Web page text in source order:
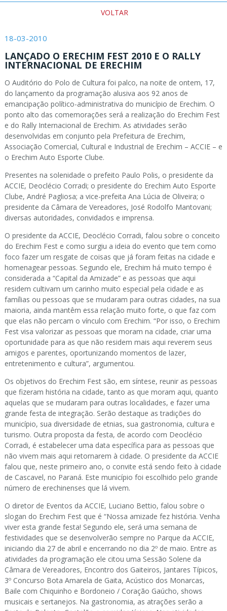
VOLTAR
18-03-2010
LANÇADO O ERECHIM FEST 2010 E O RALLY
INTERNACIONAL DE ERECHIM
O Auditório do Polo de Cultura foi palco, na noite de ontem, 17,
do lançamento da programação alusiva aos 92 anos de
emancipação político-administrativa do município de Erechim. O
ponto alto das comemorações será a realização do Erechim Fest
e do Rally Internacional de Erechim. As atividades serão
desenvolvidas em conjunto pela Prefeitura de Erechim,
Associação Comercial, Cultural e Industrial de Erechim – ACCIE – e
o Erechim Auto Esporte Clube.
Presentes na solenidade o prefeito Paulo Polis, o presidente da
ACCIE, Deoclécio Corradi; o presidente do Erechim Auto Esporte
Clube, André Pagliosa; a vice-prefeita Ana Lúcia de Oliveira; o
presidente da Câmara de Vereadores, José Rodolfo Mantovani;
diversas autoridades, convidados e imprensa.
O presidente da ACCIE, Deoclécio Corradi, falou sobre o conceito
do Erechim Fest e como surgiu a ideia do evento que tem como
foco fazer um resgate de coisas que já foram feitas na cidade e
homenagear pessoas. Segundo ele, Erechim há muito tempo é
considerada a “Capital da Amizade” e as pessoas que aqui
residem cultivam um carinho muito especial pela cidade e as
famílias ou pessoas que se mudaram para outras cidades, na sua
maioria, ainda mantêm essa relação muito forte, o que faz com
que elas não percam o vínculo com Erechim. “Por isso, o Erechim
Fest visa valorizar as pessoas que moram na cidade, criar uma
oportunidade para as que não residem mais aqui reverem seus
amigos e parentes, oportunizando momentos de lazer,
entretenimento e cultura”, argumentou.
Os objetivos do Erechim Fest são, em síntese, reunir as pessoas
que fizeram história na cidade, tanto as que moram aqui, quanto
aquelas que se mudaram para outras localidades, e fazer uma
grande festa de integração. Serão destaque as tradições do
município, sua diversidade de etnias, sua gastronomia, cultura e
turismo. Outra proposta da festa, de acordo com Deoclécio
Corradi, é estabelecer uma data específica para as pessoas que
não vivem mais aqui retornarem à cidade. O presidente da ACCIE
falou que, neste primeiro ano, o convite está sendo feito à cidade
de Cascavel, no Paraná. Este município foi escolhido pelo grande
número de erechinenses que lá vivem.
O diretor de Eventos da ACCIE, Luciano Bettio, falou sobre o
slogan do Erechim Fest que é “Nossa amizade fez história. Venha
viver esta grande festa! Segundo ele, será uma semana de
festividades que se desenvolverão sempre no Parque da ACCIE,
iniciando dia 27 de abril e encerrando no dia 2º de maio. Entre as
atividades da programação ele citou uma Sessão Solene da
Câmara de Vereadores, Encontro dos Gaiteiros, Jantares Típicos,
3º Concurso Bota Amarela de Gaita, Acústico dos Monarcas,
Baile com Chiquinho e Bordoneio / Coração Gaúcho, shows
musicais e sertanejos. Na gastronomia, as atrações serão a